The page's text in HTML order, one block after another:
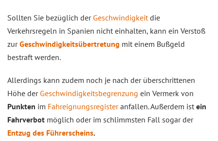
Sollten Sie bezüglich der Geschwindigkeit die
Verkehrsregeln in Spanien nicht einhalten, kann ein Verstoß
zurGeschwindigkeitsübertretung mit einem Bußgeld
bestraft werden.
Allerdings kann zudem noch je nach der überschrittenen
Höhe der Geschwindigkeitsbegrenzung ein Vermerk von
Punkten im Fahreignungsregisteranfallen. Außerdem ist ein
Fahrverbot möglich oder im schlimmsten Fall sogar der
Entzug des Führerscheins.